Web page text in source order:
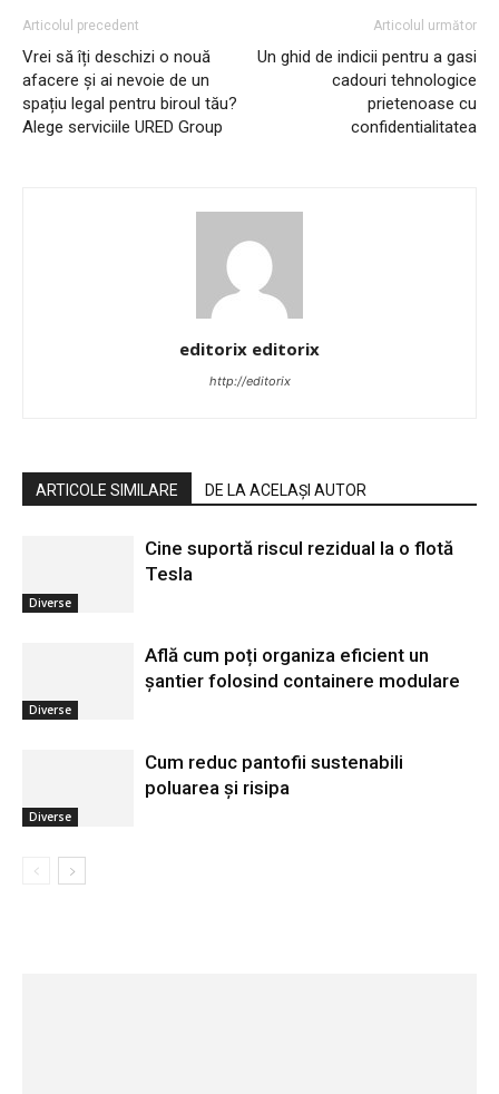
Articolul precedent
Vrei să îți deschizi o nouă
afacere și ai nevoie de un
spațiu legal pentru biroul tău?
Alege serviciile URED Group
Articolul următor
Un ghid de indicii pentru a gasi
cadouri tehnologice
prietenoase cu
confidentialitatea
editorix editorix
http://editorix
ARTICOLE SIMILARE DE LA ACELAȘI AUTOR
Diverse
Cine suportă riscul rezidual la o flotă
Tesla
Diverse
Află cum poți organiza eficient un
șantier folosind containere modulare
Diverse
Cum reduc pantofii sustenabili
poluarea și risipa